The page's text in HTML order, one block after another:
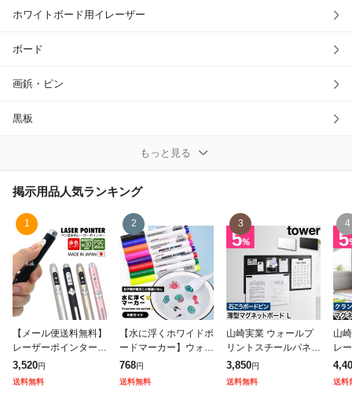
ホワイトボード用イレーザー
ボード
画鋲・ピン
黒板
その他掲示用品
もっと見る
掲示用品人気ランキング
1
【メール便送料無料】
レーザーポインター
パワーポイント 小型
ペン型 レーザー ポイ
3,520円
送料無料
2
【水に浮くホワイドボ
ードマーカー】ウォー
ターペインティングペ
ン マジカルウォータ
768円
送料無料
3
山崎実業 ウォールプ
リントスチールパネル
タワー L 石こうボー
ド壁対応 490320810
3,850円
送料無料
4
山
レ
ル
送料
除外ワード